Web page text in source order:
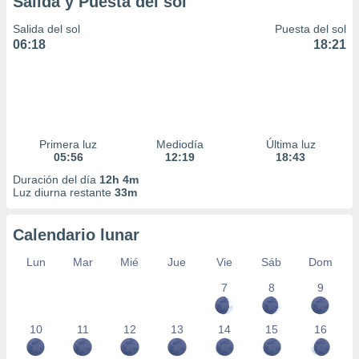
perfiles
utilizar
contenido
medir el
de la
a través
de
uso de
Salida del sol
06:18
Puesta del sol
18:21
Primera luz
05:56
Mediodía
12:19
Última luz
18:43
Duración del día 12h 4m
Luz diurna restante 33m
Calendario lunar
Lun Mar Mié Jue Vie Sáb
Dom
7
8 9
10 11 12 13 14 15 16